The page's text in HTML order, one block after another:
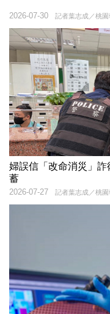
記者葉志成／桃園
2026-07-30
婦誤信「改命消災」
蓄
記者葉志成／桃園
2026-07-27